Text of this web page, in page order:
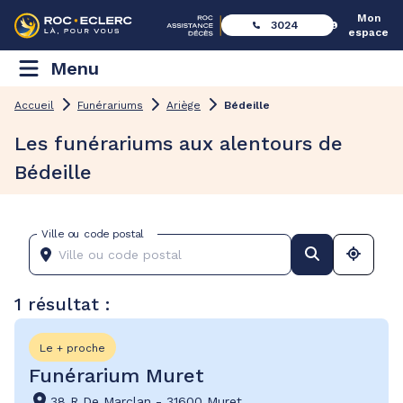
3024
Mon
espace
Menu
Accueil Funérariums Ariège Bédeille
Les funérariums aux alentours de
Bédeille
Ville ou code postal
1 résultat :
Le + proche
Funérarium Muret